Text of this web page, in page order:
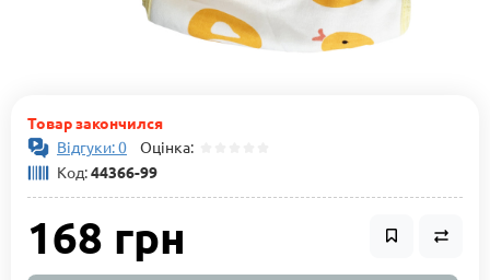
Товар закончился
Відгуки: 0 Оцінка:
Код:44366-99
168 грн